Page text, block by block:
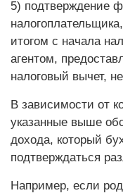
5) подтверждение
итогом с начала
агентом,
налоговый вычет,
В зависимости от
указанные выше
дохода, который
подтверждаться
Например, если